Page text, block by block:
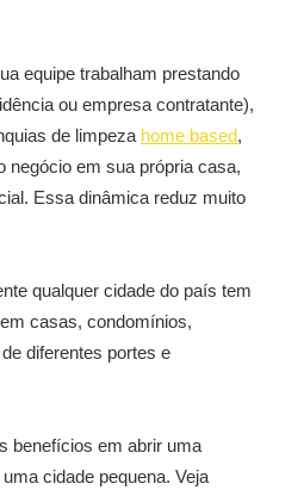
equipe trabalham prestando
ou empresa contratante),
de limpeza home based,
negócio em sua própria casa,
Essa dinâmica reduz muito
qualquer cidade do país tem
casas, condomínios,
diferentes portes e
benefícios em abrir uma
cidade pequena. Veja